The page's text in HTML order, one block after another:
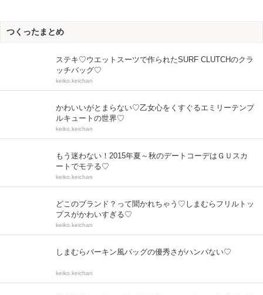
つくったまとめ
ステキ♡ウエットスーツで作られたSURF CLUTCHのクラ
ッチバッグ♡
keiko.keichan
かわいいがとまらない♡乙女心をくすぐるエミリーテンプ
ルキュートの世界♡
keiko.keichan
もう迷わない！2015年夏～秋のデートコーデはＧＵスカ
ートでモテる♡
keiko.keichan
どこのブランド？って聞かれちゃう♡しまむらフリルトッ
プスがかわいすぎる♡
keiko.keichan
しまむらバーキン風バッグの優秀さがハンパない♡
keiko.keichan